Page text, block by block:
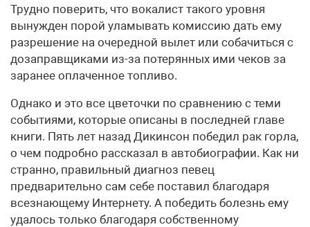
Трудно поверить, что вокалист такого уровня
вынужден порой уламывать комиссию дать ему
разрешение на очередной вылет или собачиться с
дозаправщиками из-за потерянных ими чеков за
заранее оплаченное топливо.
Однако и это все цветочки по сравнению с теми
событиями, которые описаны в последней главе
книги. Пять лет назад Дикинсон победил рак горла,
о чем подробно рассказал в автобиографии. Как ни
странно, правильный диагноз певец
предварительно сам себе поставил благодаря
всезнающему Интернету. А победить болезнь ему
удалось только благодаря собственному